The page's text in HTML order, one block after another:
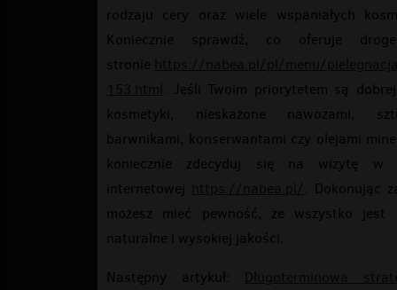
rodzaju cery oraz wiele wspaniałych
Koniecznie sprawdź, co oferuje
stronie
. Jeśli Twoim priorytetem są
kosmetyki, nieskażone nawozami,
barwnikami, konserwantami czy olejami
koniecznie zdecyduj się na wizytę w
internetowej
. Dokonując
możesz mieć pewność, że wszystko jest
naturalne i wysokiej jakości.
Następny artykuł: